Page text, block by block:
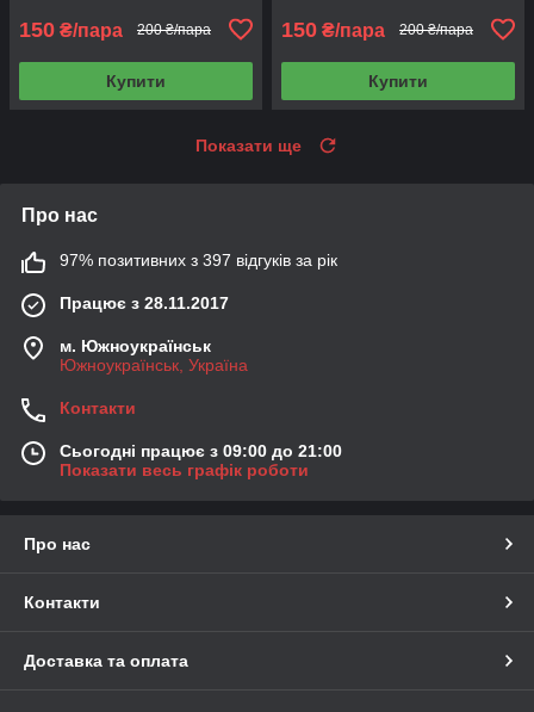
150 ₴/пара 200 ₴/пара
Купити
150 ₴/пара 200 ₴/пара
Купити
Показати ще
Про нас
97% позитивних з 397 відгуків за рік
Працює з 28.11.2017
м. Южноукраїнськ
Южноукраїнськ, Україна
Контакти
Сьогодні працює з 09:00 до 21:00
Показати весь графік роботи
Про нас
Контакти
Доставка та оплата